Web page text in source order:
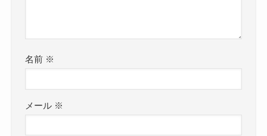
名前 ※
メール ※